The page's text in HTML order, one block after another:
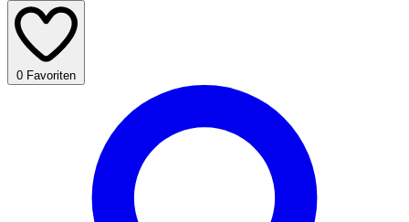
0 Favoriten